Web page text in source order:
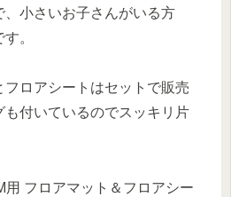
、小さいお子さんがいる方
。
ロアシートはセットで販売
も付いているのでスッキリ片
フロアマット＆フロアシー